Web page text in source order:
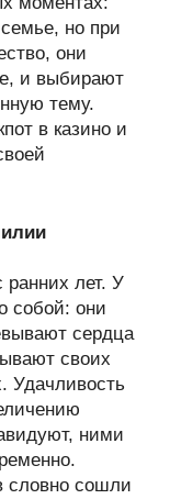
но при
они
и выбирают
тему.
в казино и
ранних лет. У
собой: они
сердца
своих
Удачливость
ними
словно сошли